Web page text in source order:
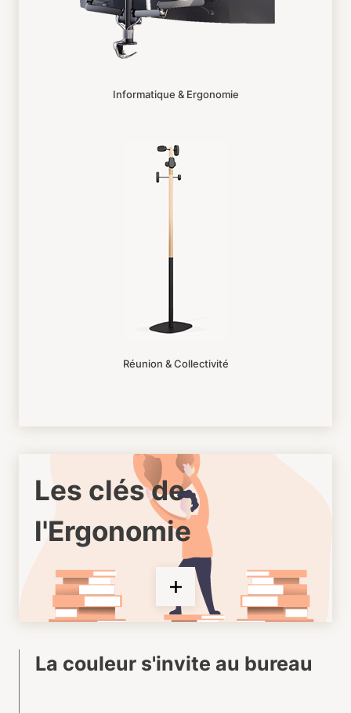
Informatique & Ergonomie
Réunion & Collectivité
Les clés de
l'Ergonomie
La couleur s'invite au bureau